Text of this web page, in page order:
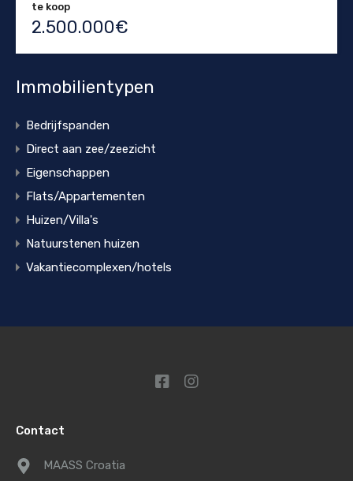
te koop
2.500.000€
Immobilientypen
Bedrijfspanden
Direct aan zee/zeezicht
Eigenschappen
Flats/Appartementen
Huizen/Villa's
Natuurstenen huizen
Vakantiecomplexen/hotels
Contact
MAASS Croatia